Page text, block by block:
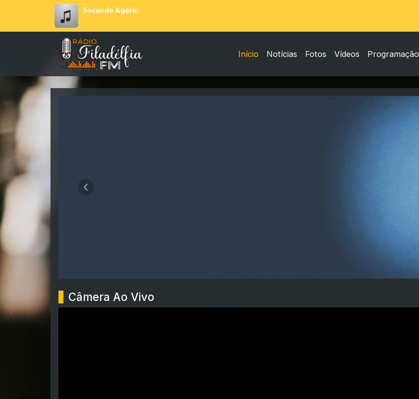
Tocando Agora:
Início Notícias Fotos Vídeos Programação
Anterior
Câmera Ao Vivo